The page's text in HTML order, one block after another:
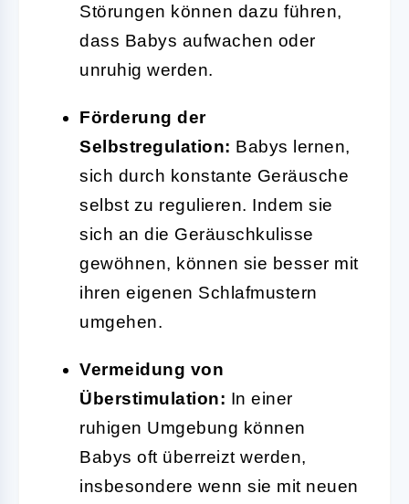
Störungen können dazu führen,
dass Babys aufwachen oder
unruhig werden.
Förderung der
Selbstregulation: Babys lernen,
sich durch konstante Geräusche
selbst zu regulieren. Indem sie
sich an die Geräuschkulisse
gewöhnen, können sie besser mit
ihren eigenen Schlafmustern
umgehen.
Vermeidung von
Überstimulation: In einer
ruhigen Umgebung können
Babys oft überreizt werden,
insbesondere wenn sie mit neuen